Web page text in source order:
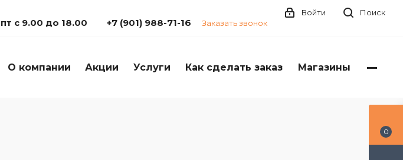
Поиск
Войти
с 9.00 до 18.00 +7 (901) 988-71-16 Заказать звонок
О компании Акции Услуги Как сделать заказ Магазины
0